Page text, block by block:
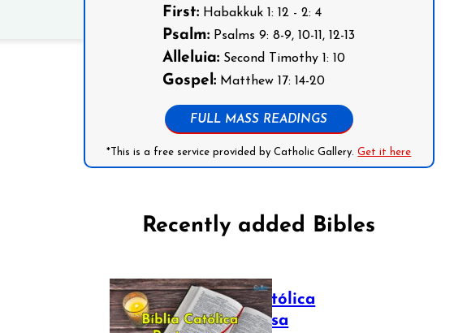
First: Habakkuk 1: 12 - 2: 4
Psalm: Psalms 9: 8-9, 10-11, 12-13
Alleluia: Second Timothy 1: 10
Gospel: Matthew 17: 14-20
FULL MASS READINGS
*This is a free service provided by Catholic Gallery.Get it here
Recently added Bibles
Bíblia Católica
Portuguesa